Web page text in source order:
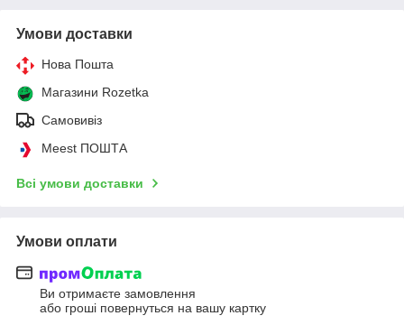
Умови доставки
Нова Пошта
Магазини Rozetka
Самовивіз
Meest ПОШТА
Всі умови доставки
Умови оплати
Ви отримаєте замовлення
або гроші повернуться на вашу картку